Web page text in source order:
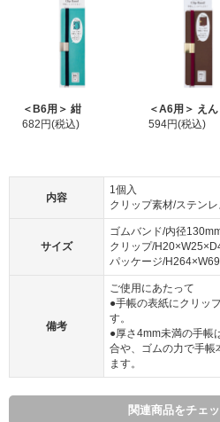
＜B6用＞ 紺
682円(税込)
＜A6用＞ えん
594円(税込)
内容
1個入
クリップ素材/ステン
サイズ
ゴムバンド/内径
クリップ/
パッケージ/
備考
ご使用にあたって
●手帳の表紙にクリッ
す。
●厚さ4mm未満の手帳
合や、ゴムの力で手帳
ます。
関連商品をチェ